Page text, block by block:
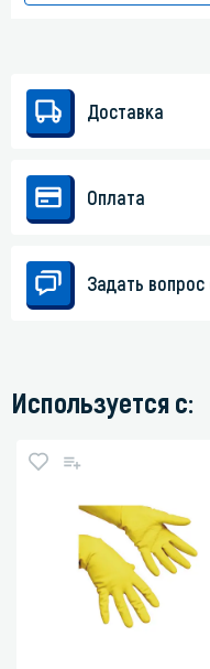
Доставка
Оплата
Задать
Используется с: